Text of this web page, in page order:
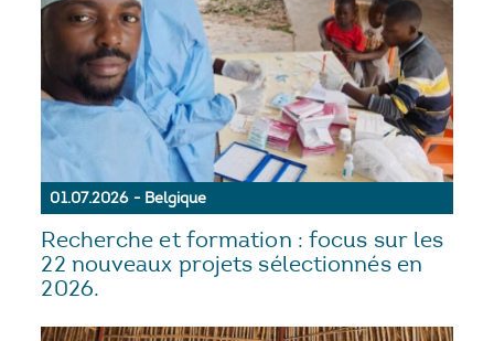
01.07.2026 - Belgique
Recherche et formation : focus sur les
22 nouveaux projets sélectionnés en
2026.